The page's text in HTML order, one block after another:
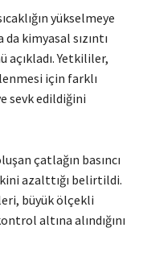
yükselmeye
kimyasal sızıntı
açıkladı. Yetkililer,
için farklı
sevk edildiğini
çatlağın basıncı
azalttığı belirtildi.
büyük ölçekli
altına alındığını